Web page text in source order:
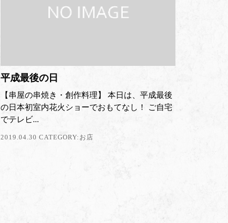
平成最後の日
【串屋の串焼き・創作料理】 本日は、平成最後
の日本初室内花火ショーでおもてなし！ ご自宅
でテレビ...
2019.04.30 CATEGORY: お店